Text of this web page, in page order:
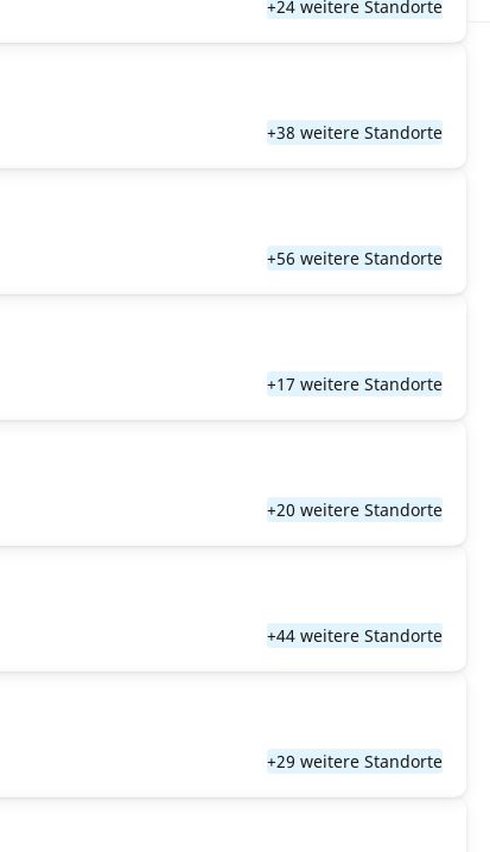
+24 weitere Standorte
+38 weitere Standorte
+56 weitere Standorte
+17 weitere Standorte
+20 weitere Standorte
+44 weitere Standorte
+29 weitere Standorte